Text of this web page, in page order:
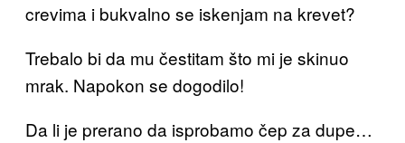
crevima i bukvalno se iskenjam na krevet?
Trebalo bi da mu čestitam što mi je skinuo
mrak. Napokon se dogodilo!
Da li je prerano da isprobamo čep za dupe…